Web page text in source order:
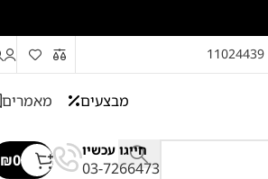
מבצעים מאמרים
חייגו עכשיו
03-7266473
₪0